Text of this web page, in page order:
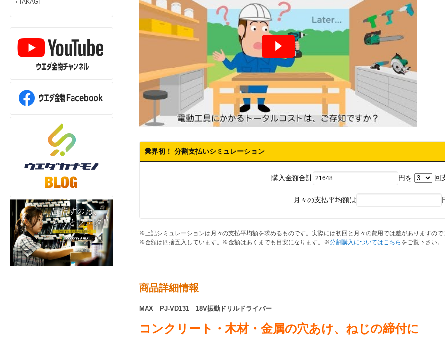
› TAKAGI
業界初！ 分割支払いシミュレーション
購入金額合計 円を 回
月々の支払平均額は
※上記シミュレーションは月々の支払平均額を求めるものです。実際には初回と月々の費用では差がありますので
※金額は四捨五入しています。※金額はあくまでも目安になります。※分割購入についてはこちら をご覧下さい。
商品詳細情報
MAX PJ-VD131 18V振動ドリルドライバー
コンクリート・木材・金属の穴あけ、ねじの締付に